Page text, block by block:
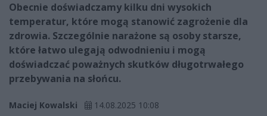
Obecnie doświadczamy kilku dni wysokich
temperatur, które mogą stanowić zagrożenie dla
zdrowia. Szczególnie narażone są osoby starsze,
które łatwo ulegają odwodnieniu i mogą
doświadczać poważnych skutków długotrwałego
przebywania na słońcu.
Maciej Kowalski 14.08.2025 10:08